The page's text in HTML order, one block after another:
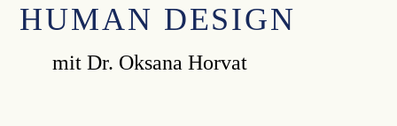
HUMAN DESIGN
mit Dr. Oksana Horvat